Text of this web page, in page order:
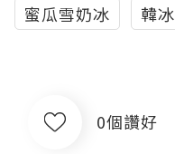
蜜瓜雪奶冰 韓冰
0個讚好